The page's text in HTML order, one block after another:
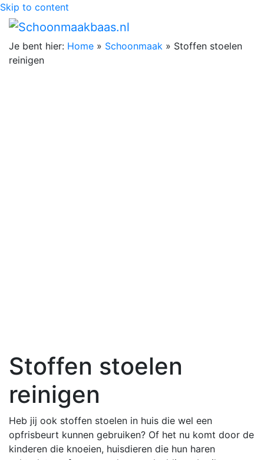
Skip to content
Je bent hier: Home » Schoonmaak » Stoffen stoelen
reinigen
Stoffen stoelen
reinigen
Heb jij ook stoffen stoelen in huis die wel een
opfrisbeurt kunnen gebruiken? Of het nu komt door de
kinderen die knoeien, huisdieren die hun haren